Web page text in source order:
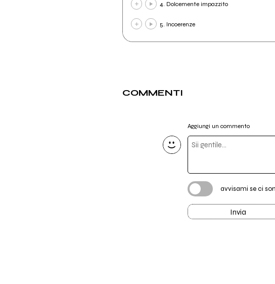
4. Dolcemente impazzito
5. Incoerenze
COMMENTI
Aggiungi un commento
avvisami se ci
Invia